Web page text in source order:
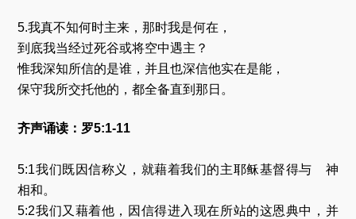
5.我真不知何时主来，那时我是何在，
到底我当经过死谷或将空中遇主？
惟我深知所信的是谁，并且也深信他实在是能，
保守我所交托他的，都全备直到那日。
齐声诵读：罗5:1-11
5:1我们既因信称义，就藉着我们的主耶稣基督得与 神
相和。
5:2我们又藉着他，因信得进入现在所站的这恩典中，并